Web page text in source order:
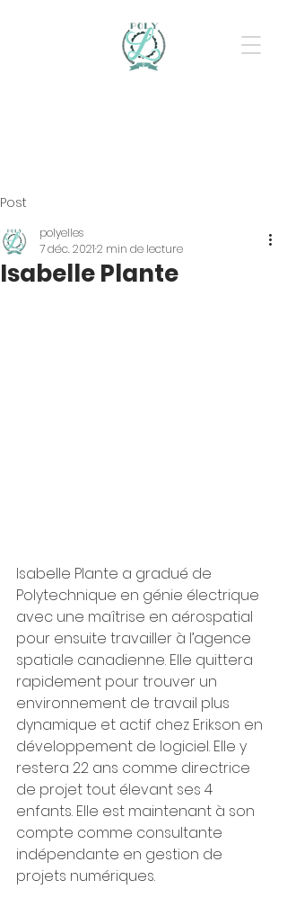
Post
Isabelle Plante
polyelles
7 déc. 20212 min de lecture
Isabelle Plante a gradué de
Polytechnique en génie électrique
avec une maîtrise en aérospatial
pour ensuite travailler à l’agence
spatiale canadienne. Elle quittera
rapidement pour trouver un
environnement de travail plus
dynamique et actif chez Erikson en
développement de logiciel. Elle y
restera 22 ans comme directrice
de projet tout élevant ses 4
enfants. Elle est maintenant à son
compte comme consultante
indépendante en gestion de
projets numériques.